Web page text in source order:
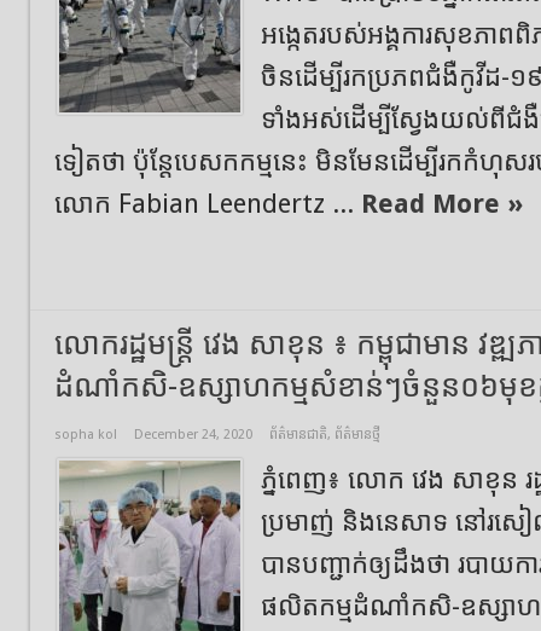
អង្កេត​របស់​អង្គការ​សុខភា
ចិន​ដើម្បី​រក​ប្រភព​ជំងឺ​កូ​វីដ​-
ទាំងអស់​ដើម្បី​ស្វែងយល់​ពី​ជំងឺ​
ទៀតថា ប៉ុន្តែ​បេសកកម្ម​នេះ មិនមែន​ដើម្បី​រក​កំ
លោក Fabian Leendertz ... Read More »
លោករដ្ឋមន្ត្រី វេង សាខុន ៖ កម្ពុជាមាន វឌ្ឍ
ដំណាំកសិ-ឧស្សាហកម្មសំខាន់ៗចំនួន០៦មុខក្
sopha kol December 24, 2020 ព័ត៌មានជាតិ, ព័ត៌មានថ្មី
ភ្នំពេញ៖ លោក វេង សាខុន រដ្
ប្រមាញ់ និងនេសាទ នៅរសៀ
បានបញ្ជាក់ឲ្យដឹងថា របាយ
ផលិតកម្មដំណាំកសិ-ឧស្សា